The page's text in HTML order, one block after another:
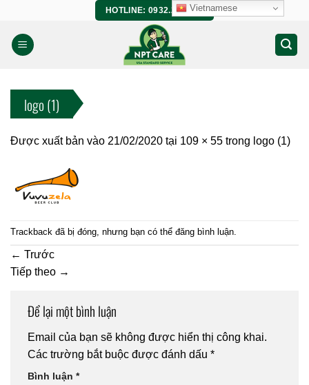
nội
dung
HOTLINE: 0932.266.458
logo (1)
Được xuất bản vào 21/02/2020 tại 109 × 55 trong logo (1)
Trackback đã bị đóng, nhưng bạn có thể đăng bình luận.
← Trước
Tiếp theo →
Để lại một bình luận
Email của bạn sẽ không được hiển thị công khai.
Các trường bắt buộc được đánh dấu *
Bình luận *
Vietnamese